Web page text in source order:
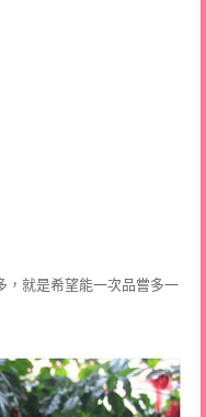
就是希望能一次品嘗多一